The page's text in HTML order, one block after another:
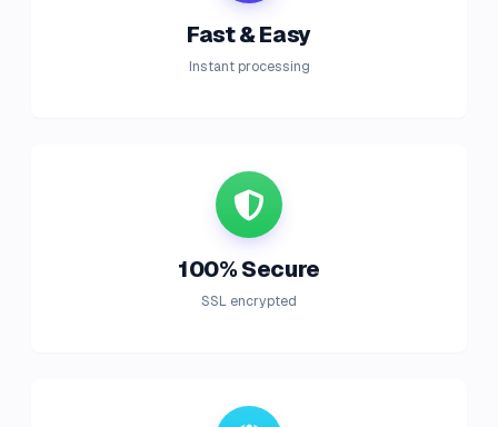
Fast & Easy
Instant processing
100% Secure
SSL encrypted